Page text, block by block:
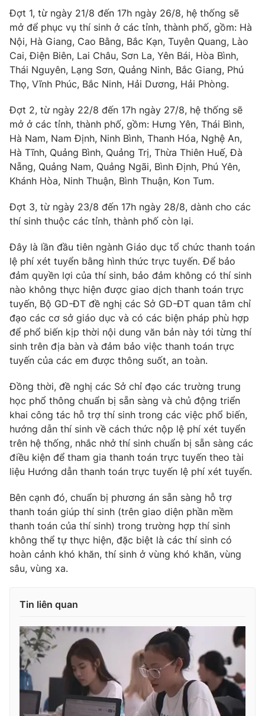
Giải sao mai
Sao
Làm đẹp
Chất lượng cuộc sống
Tuyển sinh
Học trực tuyến
Công nghệ
Hitech Công nghệ tương lai
Sản phẩm
Thị trường
Tư vấn
Giao lưu trực tuyến
Lịch phát sóng
Chuyên mục khác
Emagazine Podcast
Photo Infographic
Video Shorts video
VTV Money VTV Thể thao
VTV Sức khoẻ Bất động sản
Thị trường 24h Tấm lòng Việt
VTV9 VTV8
Liên hệ tòa soạn English
THỜI BÁO VTV
Theo dõi báo trên
Cơ quan chủ quản:
Giấy phép hoạt động báo in và báo điện tử số 483/GP-BTTTT
cấp ngày 29/12/2023
Tổng Biên tập:
Vũ Thanh Thủy
Phó Tổng Biên tập: Nguyễn Thị Mỹ Hạnh, Phạm Quốc Thắng,
Nguyễn Trọng Ninh
Tổng đài VTV: 024.38 355 931 - 024.38 355 932
Đợt 1, từ ngày 21/8 đến 17h ngày 26/8, hệ thống sẽ
mở để phục vụ thí sinh ở các tỉnh, thành phố, gồm: Hà
Nội, Hà Giang, Cao Bằng, Bắc Kạn, Tuyên Quang, Lào
Cai, Điện Biên, Lai Châu, Sơn La, Yên Bái, Hòa Bình,
Thái Nguyên, Lạng Sơn, Quảng Ninh, Bắc Giang, Phú
Thọ, Vĩnh Phúc, Bắc Ninh, Hải Dương, Hải Phòng.
Đợt 2, từ ngày 22/8 đến 17h ngày 27/8, hệ thống sẽ
mở ở các tỉnh, thành phố, gồm: Hưng Yên, Thái Bình,
Hà Nam, Nam Định, Ninh Bình, Thanh Hóa, Nghệ An,
Hà Tĩnh, Quảng Bình, Quảng Trị, Thừa Thiên Huế, Đà
Nẵng, Quảng Nam, Quảng Ngãi, Bình Định, Phú Yên,
Khánh Hòa, Ninh Thuận, Bình Thuận, Kon Tum.
Đợt 3, từ ngày 23/8 đến 17h ngày 28/8, dành cho các
thí sinh thuộc các tỉnh, thành phố còn lại.
Đây là lần đầu tiên ngành Giáo dục tổ chức thanh toán
lệ phí xét tuyển bằng hình thức trực tuyến. Để bảo
đảm quyền lợi của thí sinh, bảo đảm không có thí sinh
nào không thực hiện được giao dịch thanh toán trực
tuyến, Bộ GD-ĐT đề nghị các Sở GD-ĐT quan tâm chỉ
đạo các cơ sở giáo dục và có các biện pháp phù hợp
để phổ biến kịp thời nội dung văn bản này tới từng thí
sinh trên địa bàn và đảm bảo việc thanh toán trực
tuyến của các em được thông suốt, an toàn.
Đồng thời, đề nghị các Sở chỉ đạo các trường trung
học phổ thông chuẩn bị sẵn sàng và chủ động triển
khai công tác hỗ trợ thí sinh trong các việc phổ biến,
hướng dẫn thí sinh về cách thức nộp lệ phí xét tuyển
trên hệ thống, nhắc nhở thí sinh chuẩn bị sẵn sàng các
điều kiện để tham gia thanh toán trực tuyến theo tài
liệu Hướng dẫn thanh toán trực tuyến lệ phí xét tuyển.
Bên cạnh đó, chuẩn bị phương án sẵn sàng hỗ trợ
thanh toán giúp thí sinh (trên giao diện phần mềm
thanh toán của thí sinh) trong trường hợp thí sinh
không thể tự thực hiện, đặc biệt là các thí sinh có
hoàn cảnh khó khăn, thí sinh ở vùng khó khăn, vùng
sâu, vùng xa.
Tin liên quan